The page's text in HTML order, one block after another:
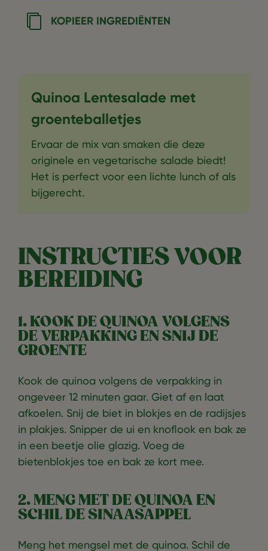
KOPIEER INGREDIËNTEN
Quinoa Lentesalade met
groenteballetjes
Ervaar de mix van smaken die deze
originele en vegetarische salade biedt!
Het is perfect voor een lichte lunch of als
bijgerecht.
INSTRUCTIES VOOR
BEREIDING
1. KOOK DE QUINOA VOLGENS
DE VERPAKKING EN SNIJ DE
GROENTE
Kook de quinoa volgens de verpakking in
ongeveer 12 minuten gaar. Giet af en laat
afkoelen. Snij de biet in blokjes en de radijsjes
in plakjes. Snipper de ui en knoflook en bak ze
in een beetje olie glazig. Voeg de
bietenblokjes toe en bak ze kort mee.
2. MENG MET DE QUINOA EN
SCHIL DE SINAASAPPEL
Meng het mengsel met de quinoa. Schil de